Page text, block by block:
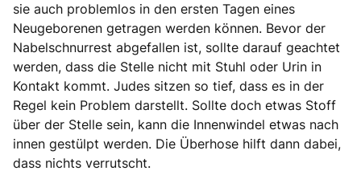
sie auch problemlos in den ersten Tagen eines
Neugeborenen getragen werden können. Bevor der
Nabelschnurrest abgefallen ist, sollte darauf geachtet
werden, dass die Stelle nicht mit Stuhl oder Urin in
Kontakt kommt. Judes sitzen so tief, dass es in der
Regel kein Problem darstellt. Sollte doch etwas Stoff
über der Stelle sein, kann die Innenwindel etwas nach
innen gestülpt werden. Die Überhose hilft dann dabei,
dass nichts verrutscht.